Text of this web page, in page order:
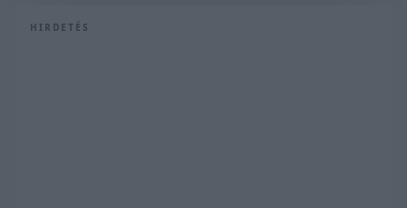
HIRDETÉS